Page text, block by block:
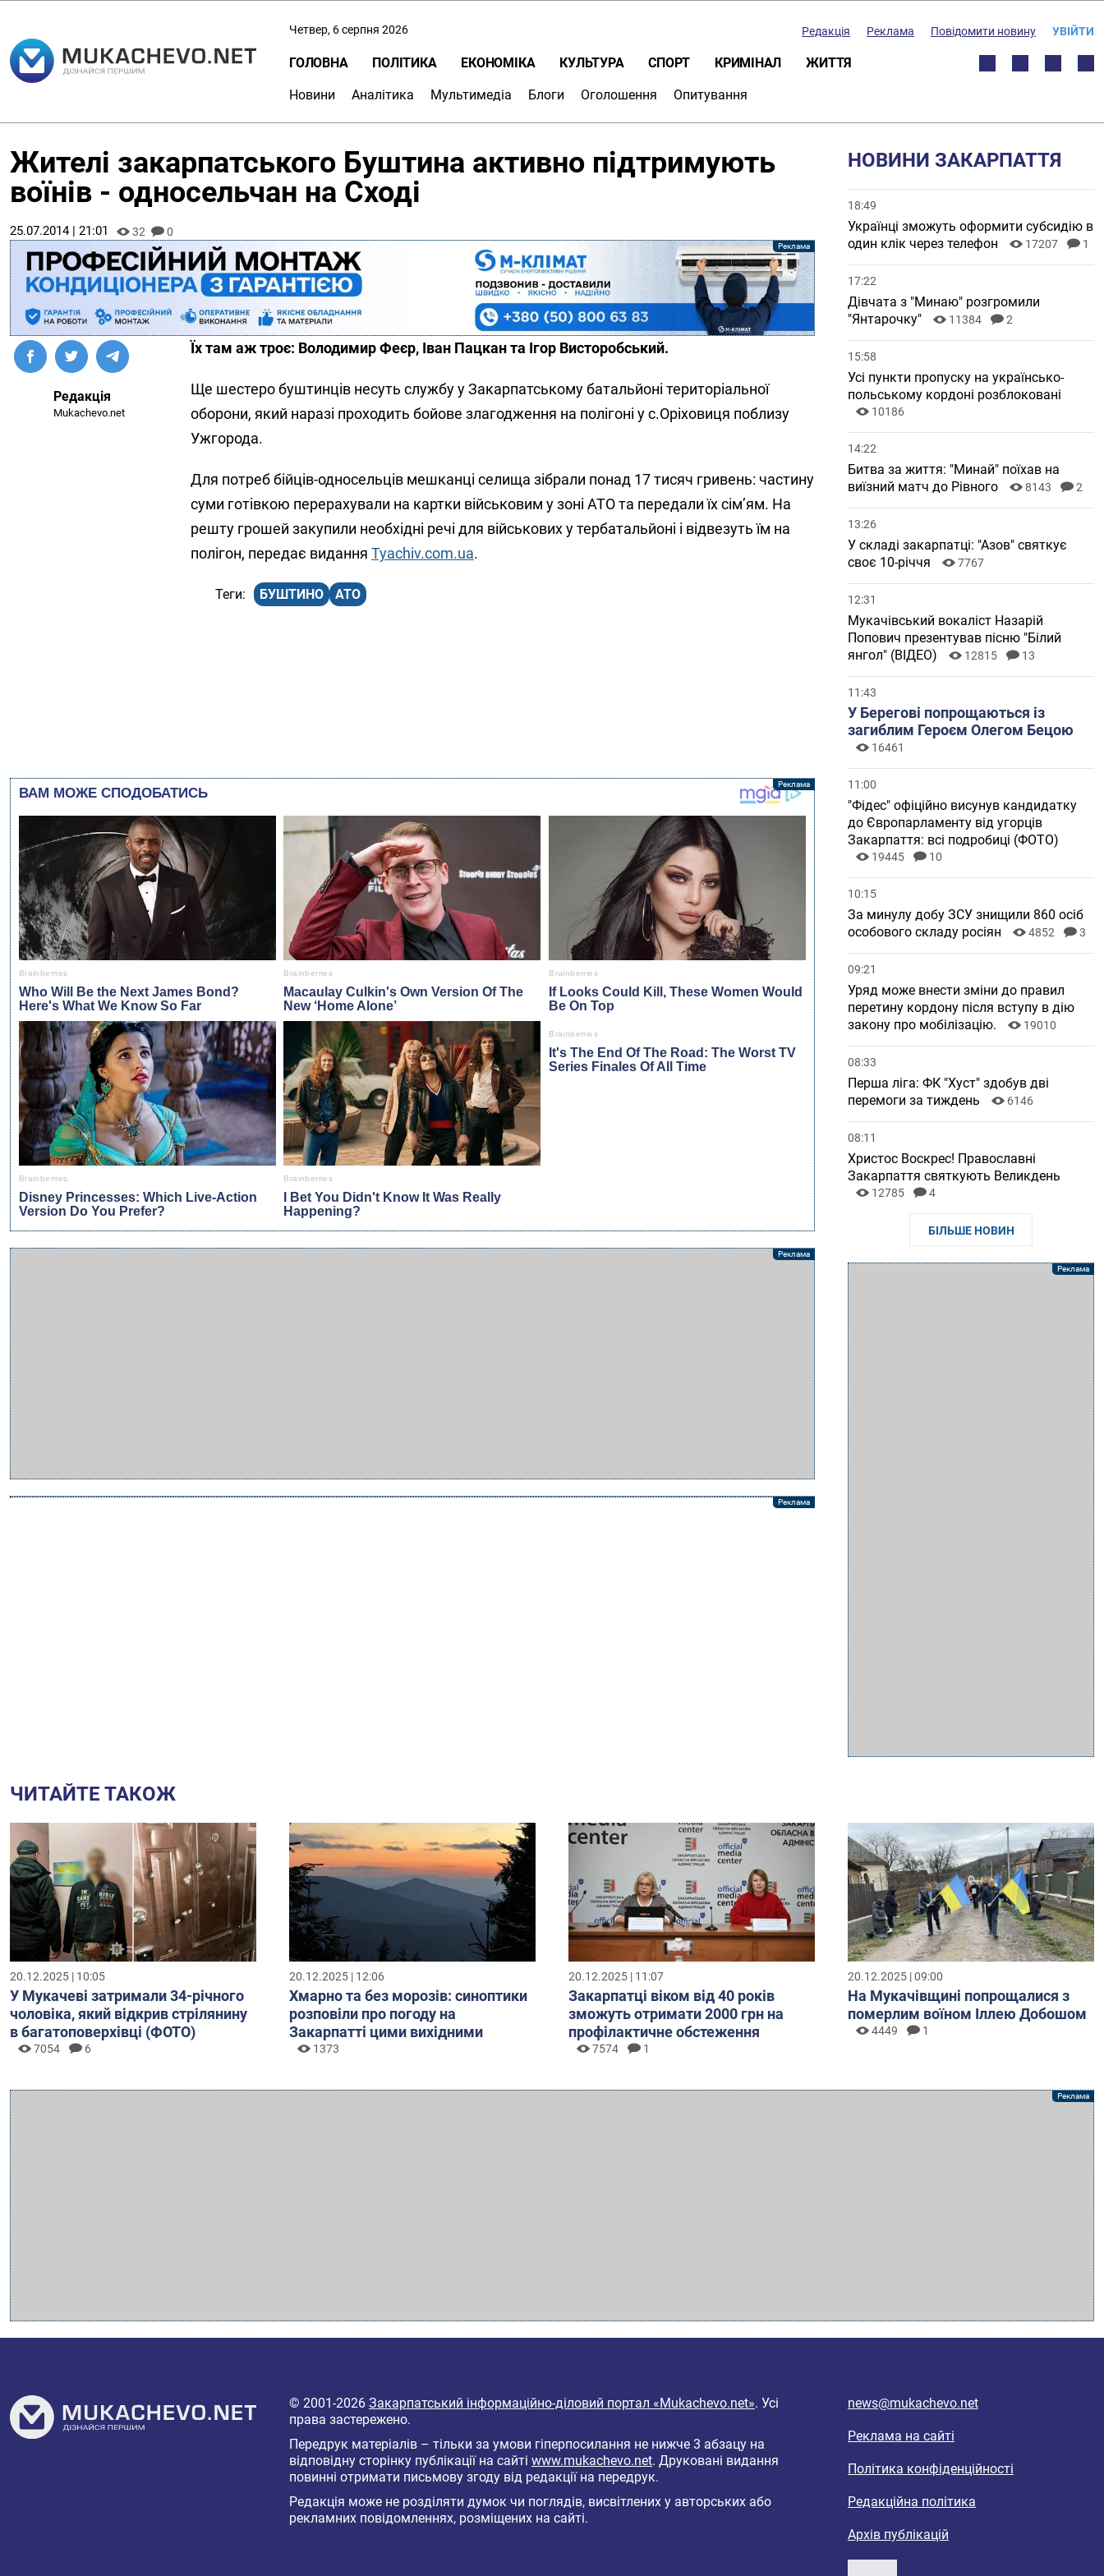
Четвер, 6 серпня 2026 Редакція Реклама Повідомити новину УВІЙТИ
ГОЛОВНА ПОЛІТИКА ЕКОНОМІКА КУЛЬТУРА СПОРТ КРИМІНАЛ ЖИТТЯ
Новини Аналітика Мультимедіа Блоги Оголошення Опитування
Жителі закарпатського Буштина активно підтримують
воїнів - односельчан на Сході
25.07.2014 | 21:01 32 0
Редакція
Mukachevo.net
Їх там аж троє: Володимир Феєр, Іван Пацкан та Ігор Висторобський.
Ще шестеро буштинців несуть службу у Закарпатському батальйоні територіальної
оборони, який наразі проходить бойове злагодження на полігоні у с.Оріховиця поблизу
Ужгорода.
Для потреб бійців-односельців мешканці селища зібрали понад 17 тисяч гривень: частину
суми готівкою перерахували на картки військовим у зоні АТО та передали їх сім’ям. На
решту грошей закупили необхідні речі для військових у тербатальйоні і відвезуть їм на
полігон, передає видання Tyachiv.com.ua.
БУШТИНО АТО
НОВИНИ ЗАКАРПАТТЯ
18:49
Українці зможуть оформити субсидію в
один клік через телефон
17207 1
17:22
Дівчата з "Минаю" розгромили
"Янтарочку"
11384 2
15:58
Усі пункти пропуску на українсько-
польському кордоні розблоковані
10186
14:22
Битва за життя: "Минай" поїхав на
виїзний матч до Рівного
8143 2
13:26
У складі закарпатці: "Азов" святкує
своє 10-річчя
7767
12:31
Мукачівський вокаліст Назарій
Попович презентував пісню "Білий
янгол" (ВІДЕО)
12815 13
11:43
У Берегові попрощаються із
загиблим Героєм Олегом Бецою
16461
11:00
"Фідес" офіційно висунув кандидатку
до Європарламенту від угорців
Закарпаття: всі подробиці (ФОТО)
19445 10
10:15
За минулу добу ЗСУ знищили 860 осіб
особового складу росіян
4852 3
09:21
Уряд може внести зміни до правил
перетину кордону після вступу в дію
закону про мобілізацію.
19010
08:33
Перша ліга: ФК "Хуст" здобув дві
перемоги за тиждень
6146
08:11
Христос Воскрес! Православні
Закарпаття святкують Великдень
12785 4
БІЛЬШЕ НОВИН
ЧИТАЙТЕ ТАКОЖ
20.12.2025 | 10:05
У Мукачеві затримали 34-річного
чоловіка, який відкрив стрілянину
в багатоповерхівці (ФОТО)
7054 6
20.12.2025 | 12:06
Хмарно та без морозів: синоптики
розповіли про погоду на
Закарпатті цими вихідними
1373
20.12.2025 | 11:07
Закарпатці віком від 40 років
зможуть отримати 2000 грн на
профілактичне обстеження
7574 1
20.12.2025 | 09:00
На Мукачівщині попрощалися з
померлим воїном Іллею Добошом
4449 1
© 2001-2026 Закарпатський інформаційно-діловий портал «Mukachevo.net». Усі
права застережено.
Передрук матеріалів – тільки за умови гіперпосилання не нижче 3 абзацу на
відповідну сторінку публікації на сайті www.mukachevo.net. Друковані видання
повинні отримати письмову згоду від редакції на передрук.
Редакція може не розділяти думок чи поглядів, висвітлених у авторських або
рекламних повідомленнях, розміщених на сайті.
news@mukachevo.net
Реклама на сайті
Політика конфіденційності
Редакційна політика
Архів публікацій